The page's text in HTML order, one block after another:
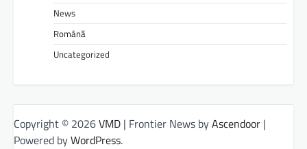
News
Română
Uncategorized
Copyright © 2026VMD | Frontier News byAscendoor |
Powered byWordPress.